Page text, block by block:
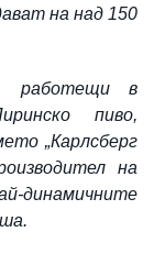
на над 150
работещи в
пиво,
„Карлсберг
на
динамичните